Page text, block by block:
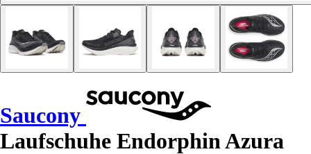
Saucony
Laufschuhe Endorphin Azura